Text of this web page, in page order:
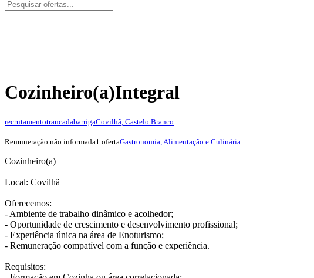
Cozinheiro(a)Integral
recrutamentotrancadabarrigaCovilhã, Castelo Branco
Remuneração não informada1 ofertaGastronomia, Alimentação e Culinária
Cozinheiro(a)
Local: Covilhã
Oferecemos:
- Ambiente de trabalho dinâmico e acolhedor;
- Oportunidade de crescimento e desenvolvimento profissional;
- Experiência única na área de Enoturismo;
- Remuneração compatível com a função e experiência.
Requisitos: